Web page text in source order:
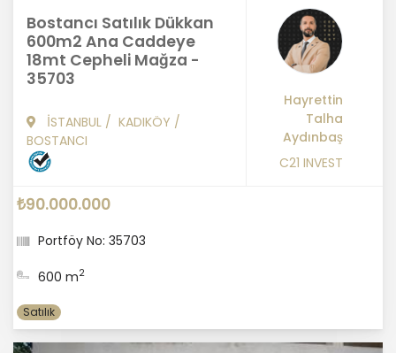
Bostancı Satılık Dükkan
600m2 Ana Caddeye
18mt Cepheli Mağza -
35703
İSTANBUL / KADIKÖY /
BOSTANCI
Hayrettin
Talha
Aydınbaş
C21 INVEST
₺90.000.000
Portföy No: 35703
600 m2
Satılık